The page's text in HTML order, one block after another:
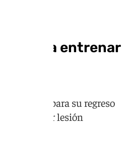
vuelve a entrenar
atrás para su regreso
por lesión